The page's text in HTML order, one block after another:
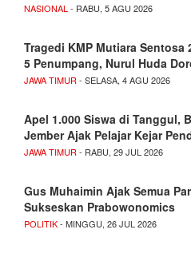
NASIONAL - RABU, 5 AGU 2026
Tragedi KMP Mutiara Sentosa
5 Penumpang, Nurul Huda
JAWA TIMUR - SELASA, 4 AGU 2026
Apel 1.000 Siswa di Tanggul,
Jember Ajak Pelajar Kejar
JAWA TIMUR - RABU, 29 JUL 2026
Gus Muhaimin Ajak Semua
Sukseskan Prabowonomics
POLITIK- MINGGU, 26 JUL 2026